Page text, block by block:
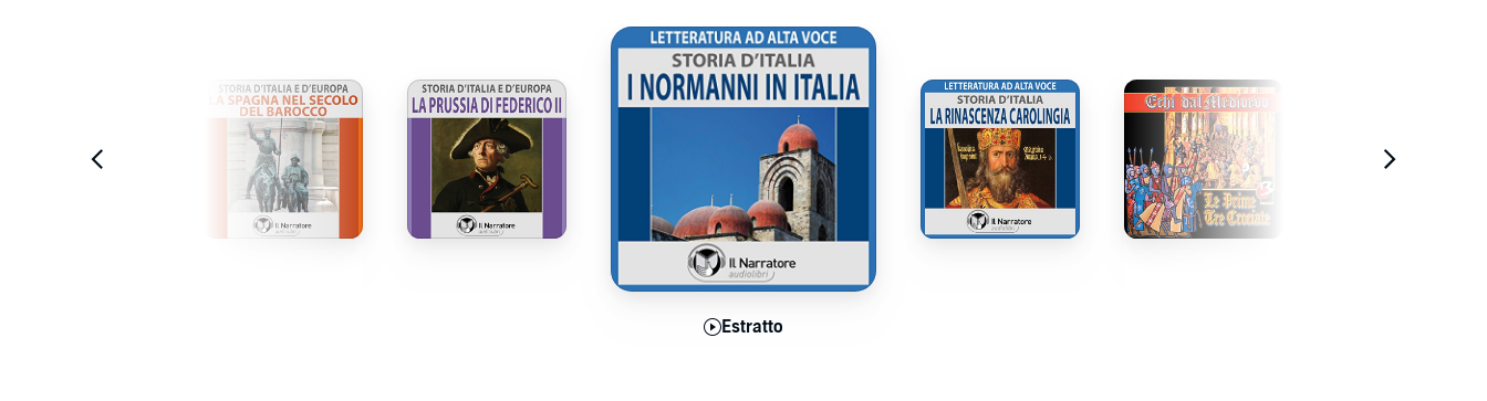
Masson, Claudio Rendina, Gabriele Fantuzzi, Hubert Houben. La lettura è di Eugenio Farn.©2015 il Narratore
Estratto